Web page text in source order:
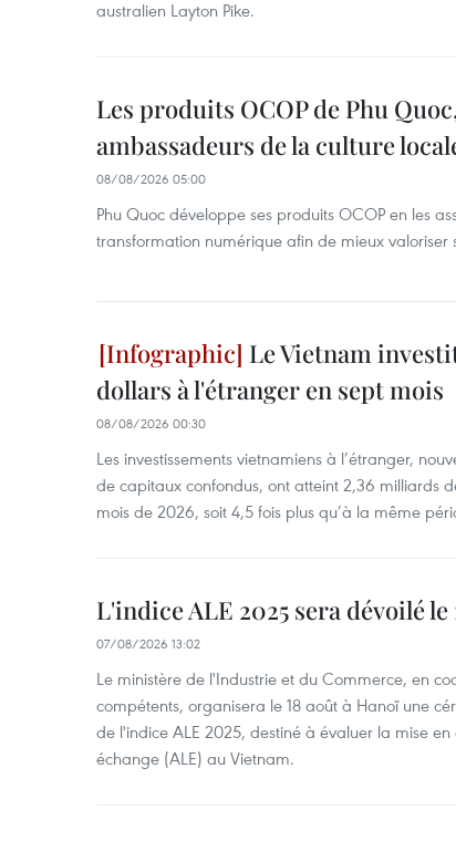
australien Layton Pike.
Les produits OCOP de Phu
ambassadeurs de la culture
08/08/2026 05:00
Phu Quoc développe ses produits OCOP en les
transformation numérique afin de mieux valoriser
Le Vietnam
dollars à l'étranger en sept mois
08/08/2026 00:30
Les investissements vietnamiens à l’étranger,
de capitaux confondus, ont atteint 2,36 milliards
mois de 2026, soit 4,5 fois plus qu’à la même
L'indice ALE 2025 sera dévoilé le
07/08/2026 13:02
Le ministère de l'Industrie et du Commerce, en
compétents, organisera le 18 août à Hanoï une
de l'indice ALE 2025, destiné à évaluer la mise
échange (ALE) au Vietnam.